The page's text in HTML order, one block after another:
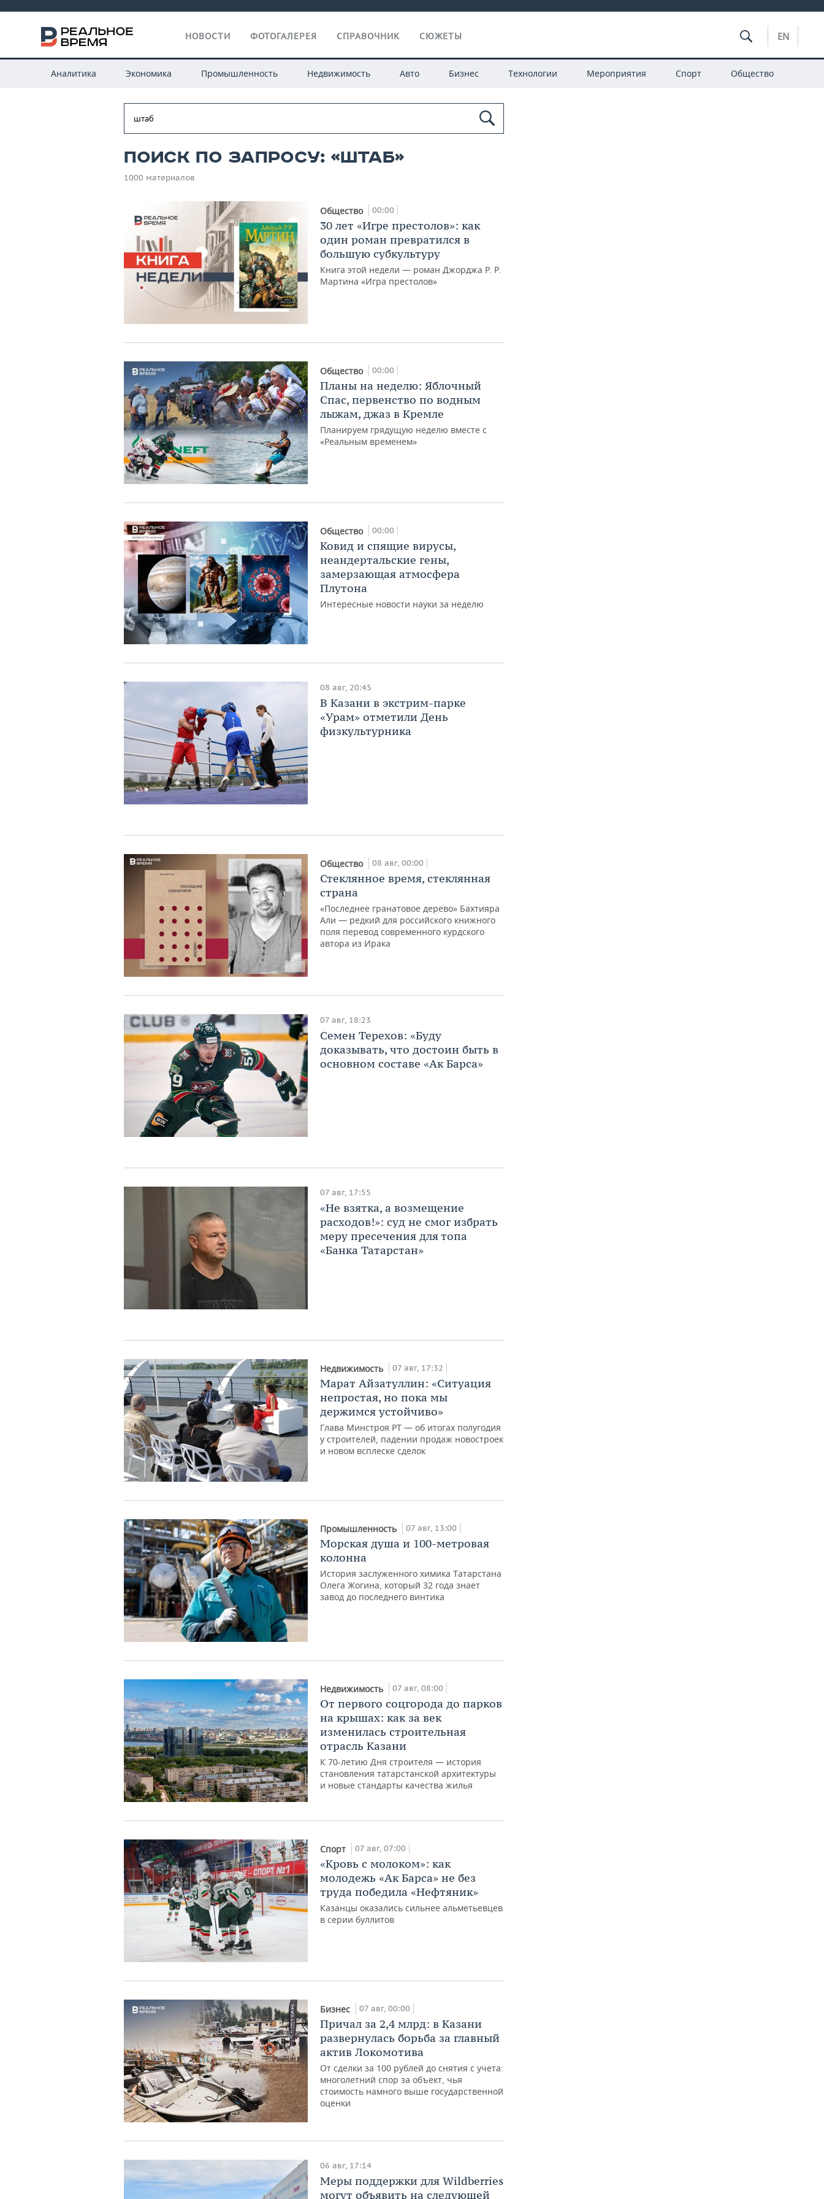
НОВОСТИ ФОТОГАЛЕРЕЯ СПРАВОЧНИК СЮЖЕТЫ EN
Аналитика Экономика Промышленность Недвижимость Авто Бизнес Технологии Мероприятия Спорт Общество
Поиск по запросу: «штаб»
1000 материалов
Общество 00:00
30 лет «Игре престолов»: как
один роман превратился в
большую субкультуру
Книга этой недели — роман Джорджа Р. Р.
Мартина «Игра престолов»
Общество 00:00
Планы на неделю: Яблочный
Спас, первенство по водным
лыжам, джаз в Кремле
Планируем грядущую неделю вместе с
«Реальным временем»
Общество 00:00
Ковид и спящие вирусы,
неандертальские гены,
замерзающая атмосфера
Плутона
Интересные новости науки за неделю
08 авг, 20:45
В Казани в экстрим-парке
«Урам» отметили День
физкультурника
Общество 08 авг, 00:00
Стеклянное время, стеклянная
страна
«Последнее гранатовое дерево» Бахтияра
Али — редкий для российского книжного
поля перевод современного курдского
автора из Ирака
07 авг, 18:23
Семен Терехов: «Буду
доказывать, что достоин быть в
основном составе «Ак Барса»
07 авг, 17:55
«Не взятка, а возмещение
расходов!»: суд не смог избрать
меру пресечения для топа
«Банка Татарстан»
Недвижимость 07 авг, 17:32
Марат Айзатуллин: «Ситуация
непростая, но пока мы
держимся устойчиво»
Глава Минстроя РТ — об итогах полугодия
у строителей, падении продаж новостроек
и новом всплеске сделок
Промышленность 07 авг, 13:00
Морская душа и 100-метровая
колонна
История заслуженного химика Татарстана
Олега Жогина, который 32 года знает
завод до последнего винтика
Недвижимость 07 авг, 08:00
От первого соцгорода до парков
на крышах: как за век
изменилась строительная
отрасль Казани
К 70-летию Дня строителя — история
становления татарстанской архитектуры
и новые стандарты качества жилья
Спорт 07 авг, 07:00
«Кровь с молоком»: как
молодежь «Ак Барса» не без
труда победила «Нефтяник»
Казанцы оказались сильнее альметьевцев
в серии буллитов
Бизнес 07 авг, 00:00
Причал за 2,4 млрд: в Казани
развернулась борьба за главный
актив Локомотива
От сделки за 100 рублей до снятия с учета:
многолетний спор за объект, чья
стоимость намного выше государственной
оценки
06 авг, 17:14
Меры поддержки для Wildberries
могут объявить на следующей